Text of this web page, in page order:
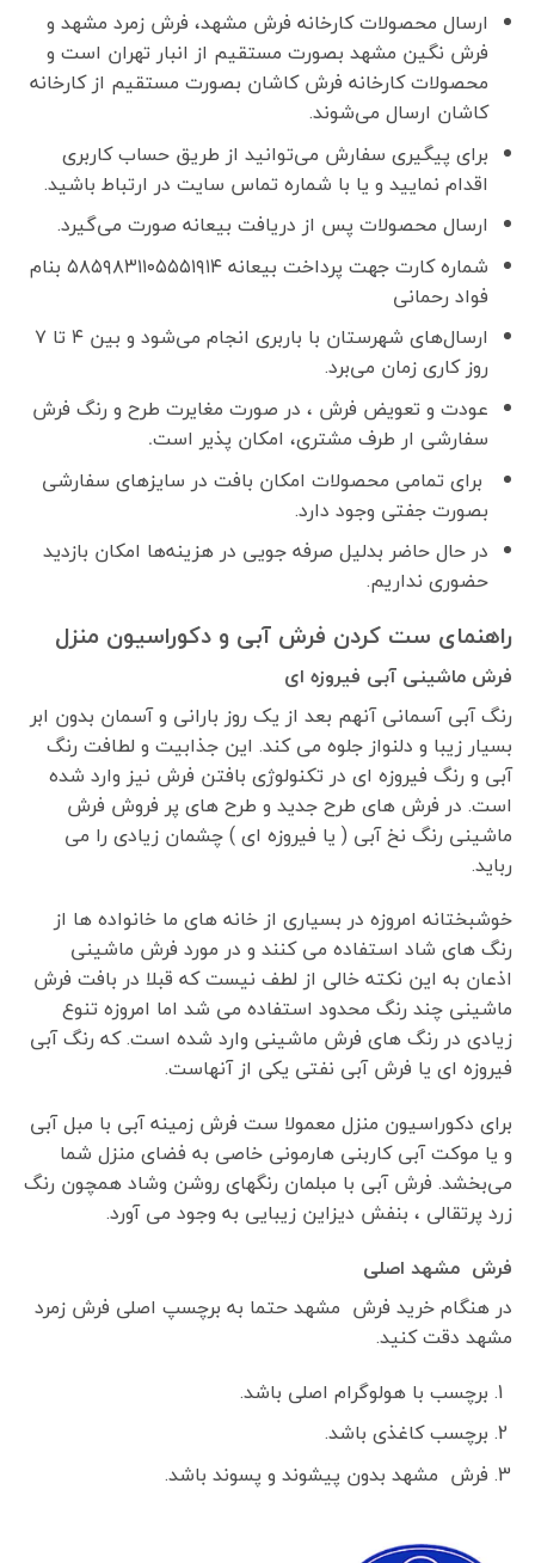
ارسال محصولات کارخانه فرش مشهد، فرش زمرد مشهد و
فرش نگین مشهد بصورت مستقیم از انبار تهران است و
محصولات کارخانه فرش کاشان بصورت مستقیم از کارخانه
کاشان ارسال می‌شوند.
برای پیگیری سفارش می‌توانید از طریق حساب کاربری
اقدام نمایید و یا با شماره تماس سایت در ارتباط باشید.
ارسال محصولات پس از دریافت بیعانه صورت می‌گیرد.
شماره کارت جهت پرداخت بیعانه ۵۸۵۹۸۳۱۱۰۵۵۵۱۹۱۴ بنام
فواد رحمانی
ارسال‌های شهرستان با باربری انجام می‌شود و بین ۴ تا ۷
روز کاری زمان می‌برد.
عودت و تعویض فرش ، در صورت مغایرت طرح و رنگ فرش
سفارشی ار طرف مشتری، امکان پذیر است.
برای تمامی محصولات امکان بافت در سایزهای سفارشی
بصورت جفتی وجود دارد.
در حال حاضر بدلیل صرفه جویی در هزینه‌ها امکان بازدید
حضوری نداریم.
راهنمای ست کردن فرش آبی و دکوراسیون منزل
فرش ماشینی آبی فیروزه ای
رنگ آبی آسمانی آنهم بعد از یک روز بارانی و آسمان بدون ابر
بسیار زیبا و دلنواز جلوه می کند. این جذابیت و لطافت رنگ
آبی و رنگ فیروزه ای در تکنولوژی بافتن فرش نیز وارد شده
است. در فرش های طرح جدید و طرح های پر فروش فرش
ماشینی رنگ نخ آبی ( یا فیروزه ای ) چشمان زیادی را می
رباید.
خوشبختانه امروزه در بسیاری از خانه های ما خانواده ها از
رنگ های شاد استفاده می کنند و در مورد فرش ماشینی
اذعان به این نکته خالی از لطف نیست که قبلا در بافت فرش
ماشینی چند رنگ محدود استفاده می شد اما امروزه تنوع
زیادی در رنگ های فرش ماشینی وارد شده است. که رنگ آبی
فیروزه ای یا فرش آبی نفتی یکی از آنهاست.
برای دکوراسیون منزل معمولا ست فرش زمینه آبی با مبل آبی
و یا موکت آبی کاربنی هارمونی خاصی به فضای منزل شما
می‌بخشد. فرش آبی با مبلمان رنگهای روشن وشاد همچون رنگ
زرد پرتقالی ، بنفش دیزاین زیبایی به وجود می آورد.
فرش مشهد اصلی
در هنگام خرید فرش مشهد حتما به برچسپ اصلی فرش زمرد
مشهد دقت کنید.
برچسب با هولوگرام اصلی باشد.
برچسب کاغذی باشد.
فرش مشهد بدون پیشوند و پسوند باشد.